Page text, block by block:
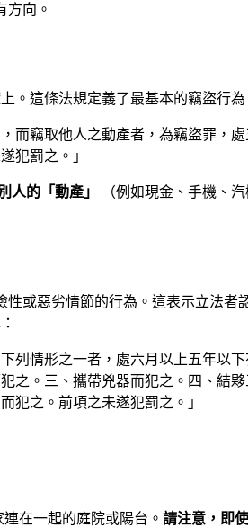
方向。
。這條法規定義了最基本的竊盜行為
而竊取他人之動產者，為竊盜罪
犯罰之。」
人的「動產」
（例如現金、手機、
或惡劣情節的行為。這表示立法
列情形之一者，處六月以上五年
之。三、攜帶兇器而犯之。四、結
犯之。前項之未遂犯罰之。」
在一起的庭院或陽台。 請注意，即